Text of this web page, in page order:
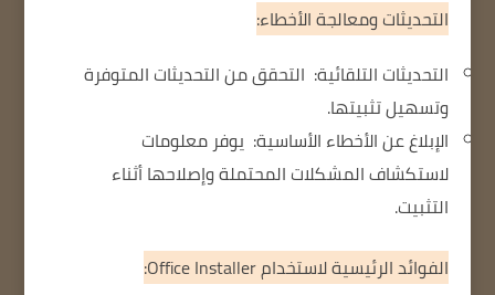
التحديثات ومعالجة الأخطاء:
التحديثات التلقائية: التحقق من التحديثات المتوفرة
وتسهيل تثبيتها.
الإبلاغ عن الأخطاء الأساسية: يوفر معلومات
لاستكشاف المشكلات المحتملة وإصلاحها أثناء
التثبيت.
الفوائد الرئيسية لاستخدام Office Installer: